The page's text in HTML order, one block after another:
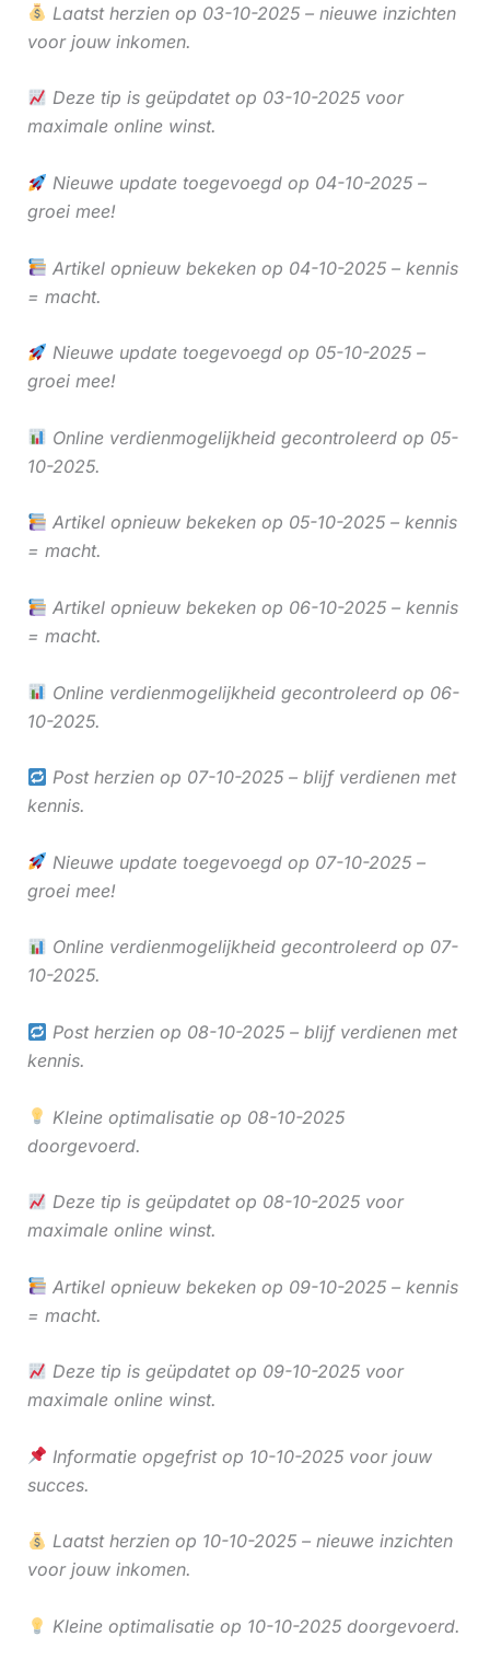
Laatst herzien op 03-10-2025 – nieuwe inzichten
voor jouw inkomen.
Deze tip is geüpdatet op 03-10-2025 voor
maximale online winst.
Nieuwe update toegevoegd op 04-10-2025 –
groei mee!
Artikel opnieuw bekeken op 04-10-2025 – kennis
= macht.
Nieuwe update toegevoegd op 05-10-2025 –
groei mee!
Online verdienmogelijkheid gecontroleerd op 05-
10-2025.
Artikel opnieuw bekeken op 05-10-2025 – kennis
= macht.
Artikel opnieuw bekeken op 06-10-2025 – kennis
= macht.
Online verdienmogelijkheid gecontroleerd op 06-
10-2025.
Post herzien op 07-10-2025 – blijf verdienen met
kennis.
Nieuwe update toegevoegd op 07-10-2025 –
groei mee!
Online verdienmogelijkheid gecontroleerd op 07-
10-2025.
Post herzien op 08-10-2025 – blijf verdienen met
kennis.
Kleine optimalisatie op 08-10-2025
doorgevoerd.
Deze tip is geüpdatet op 08-10-2025 voor
maximale online winst.
Artikel opnieuw bekeken op 09-10-2025 – kennis
= macht.
Deze tip is geüpdatet op 09-10-2025 voor
maximale online winst.
Informatie opgefrist op 10-10-2025 voor jouw
succes.
Laatst herzien op 10-10-2025 – nieuwe inzichten
voor jouw inkomen.
Kleine optimalisatie op 10-10-2025 doorgevoerd.